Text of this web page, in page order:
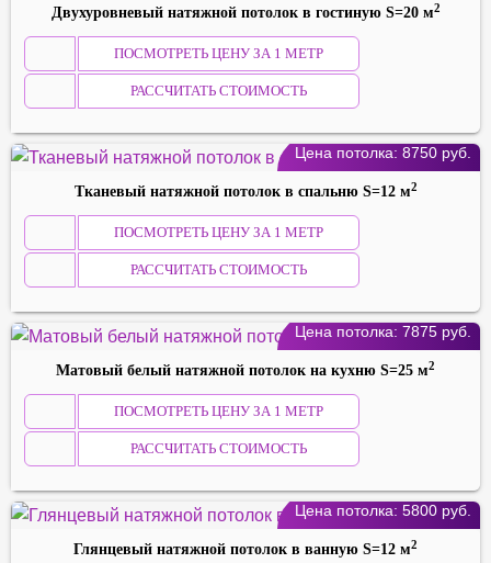
Двухуровневый натяжной потолок в гостиную S=20 м2
ПОСМОТРЕТЬ ЦЕНУ ЗА 1 МЕТР
РАССЧИТАТЬ СТОИМОСТЬ
Цена потолка: 8750 руб.
Тканевый натяжной потолок в спальню S=12 м2
ПОСМОТРЕТЬ ЦЕНУ ЗА 1 МЕТР
РАССЧИТАТЬ СТОИМОСТЬ
Цена потолка: 7875 руб.
Матовый белый натяжной потолок на кухню S=25 м2
ПОСМОТРЕТЬ ЦЕНУ ЗА 1 МЕТР
РАССЧИТАТЬ СТОИМОСТЬ
Цена потолка: 5800 руб.
Глянцевый натяжной потолок в ванную S=12 м2